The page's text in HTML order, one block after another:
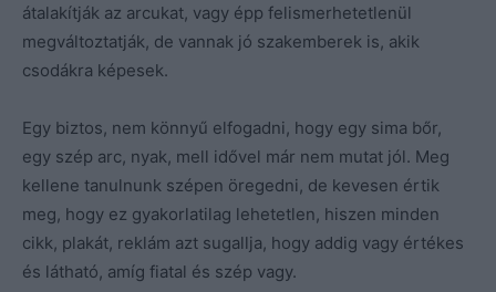
átalakítják az arcukat, vagy épp felismerhetetlenül
megváltoztatják, de vannak jó szakemberek is, akik
csodákra képesek.
Egy biztos, nem könnyű elfogadni, hogy egy sima bőr,
egy szép arc, nyak, mell idővel már nem mutat jól. Meg
kellene tanulnunk szépen öregedni, de kevesen értik
meg, hogy ez gyakorlatilag lehetetlen, hiszen minden
cikk, plakát, reklám azt sugallja, hogy addig vagy értékes
és látható, amíg fiatal és szép vagy.